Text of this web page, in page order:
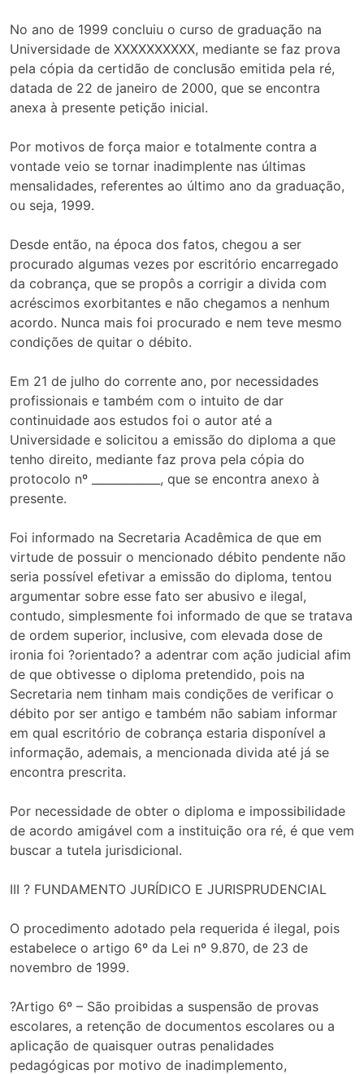
No ano de 1999 concluiu o curso de graduação na
Universidade de XXXXXXXXXX, mediante se faz prova
pela cópia da certidão de conclusão emitida pela ré,
datada de 22 de janeiro de 2000, que se encontra
anexa à presente petição inicial.
Por motivos de força maior e totalmente contra a
vontade veio se tornar inadimplente nas últimas
mensalidades, referentes ao último ano da graduação,
ou seja, 1999.
Desde então, na época dos fatos, chegou a ser
procurado algumas vezes por escritório encarregado
da cobrança, que se propôs a corrigir a divida com
acréscimos exorbitantes e não chegamos a nenhum
acordo. Nunca mais foi procurado e nem teve mesmo
condições de quitar o débito.
Em 21 de julho do corrente ano, por necessidades
profissionais e também com o intuito de dar
continuidade aos estudos foi o autor até a
Universidade e solicitou a emissão do diploma a que
tenho direito, mediante faz prova pela cópia do
protocolo nº ____________, que se encontra anexo à
presente.
Foi informado na Secretaria Acadêmica de que em
virtude de possuir o mencionado débito pendente não
seria possível efetivar a emissão do diploma, tentou
argumentar sobre esse fato ser abusivo e ilegal,
contudo, simplesmente foi informado de que se tratava
de ordem superior, inclusive, com elevada dose de
ironia foi ?orientado? a adentrar com ação judicial afim
de que obtivesse o diploma pretendido, pois na
Secretaria nem tinham mais condições de verificar o
débito por ser antigo e também não sabiam informar
em qual escritório de cobrança estaria disponível a
informação, ademais, a mencionada divida até já se
encontra prescrita.
Por necessidade de obter o diploma e impossibilidade
de acordo amigável com a instituição ora ré, é que vem
buscar a tutela jurisdicional.
III ? FUNDAMENTO JURÍDICO E JURISPRUDENCIAL
O procedimento adotado pela requerida é ilegal, pois
estabelece o artigo 6º da Lei nº 9.870, de 23 de
novembro de 1999.
?Artigo 6º – São proibidas a suspensão de provas
escolares, a retenção de documentos escolares ou a
aplicação de quaisquer outras penalidades
pedagógicas por motivo de inadimplemento,